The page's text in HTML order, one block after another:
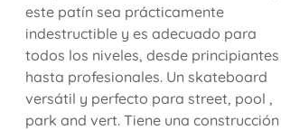
este patín sea prácticamente
indestructible y es adecuado para
todos los niveles, desde principiantes
hasta profesionales. Un skateboard
versátil y perfecto para street, pool ,
park and vert. Tiene una construcción